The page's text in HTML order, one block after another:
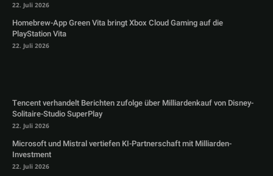
22. Juli 2026
Homebrew-App Green Vita bringt Xbox Cloud Gaming auf die
PlayStation Vita
22. Juli 2026
Tencent verhandelt Berichten zufolge über Milliardenkauf von Disney-
Solitaire-Studio SuperPlay
22. Juli 2026
Microsoft und Mistral vertiefen KI-Partnerschaft mit Milliarden-
Investment
22. Juli 2026